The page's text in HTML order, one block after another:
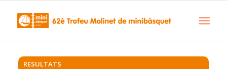
RESULTATS